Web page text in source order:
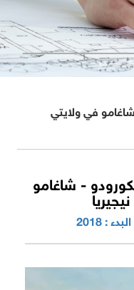
في ولايتي
- شاغامو
: 2018